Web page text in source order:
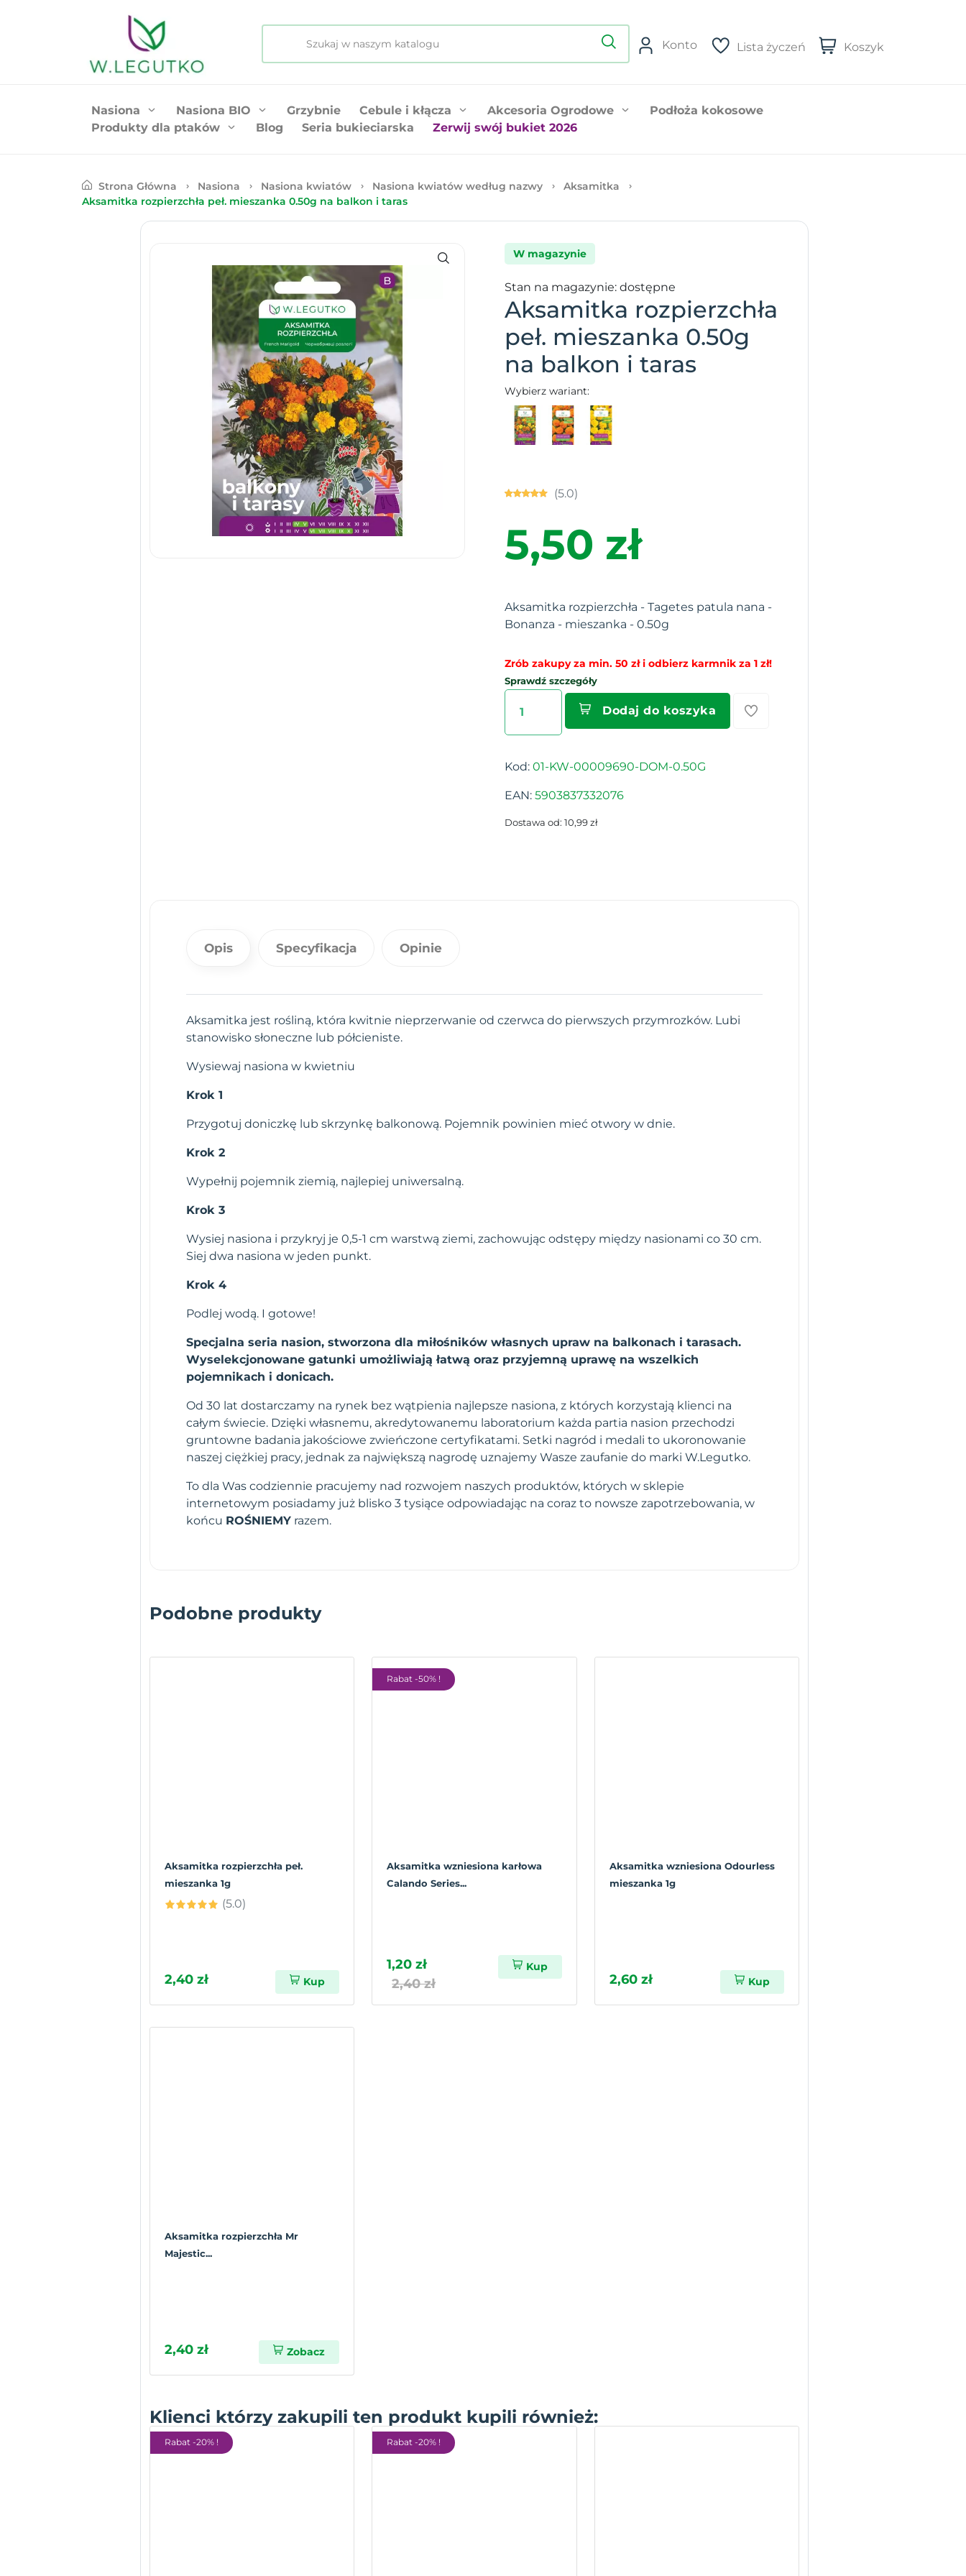
Konto Lista życzeń Koszyk
Nasiona Nasiona BIO Grzybnie Cebule i kłącza Akcesoria Ogrodowe
Podłoża kokosowe
Produkty dla ptaków
Blog Seria bukieciarska Zerwij swój bukiet 2026
Strona Główna Nasiona Nasiona kwiatów Nasiona kwiatów według nazwy
Aksamitka
Aksamitka rozpierzchła peł. mieszanka 0.50g na balkon i taras
W magazynie
Stan na magazynie: dostępne
Aksamitka rozpierzchła
peł. mieszanka 0.50g
na balkon i taras
Wybierz wariant:
(5.0)
5,50 zł
Aksamitka rozpierzchła - Tagetes patula nana -
Bonanza - mieszanka - 0.50g
Zrób zakupy za min. 50 zł i odbierz karmnik za 1 zł!
Sprawdź szczegóły
Dodaj do koszyka
Kod: 01-KW-00009690-DOM-0.50G
EAN: 5903837332076
Dostawa od: 10,99 zł
Opis Specyfikacja Opinie
Aksamitka jest rośliną, która kwitnie nieprzerwanie od czerwca do pierwszych przymrozków. Lubi
stanowisko słoneczne lub półcieniste.
Wysiewaj nasiona w kwietniu
Krok 1
Przygotuj doniczkę lub skrzynkę balkonową. Pojemnik powinien mieć otwory w dnie.
Krok 2
Wypełnij pojemnik ziemią, najlepiej uniwersalną.
Krok 3
Wysiej nasiona i przykryj je 0,5-1 cm warstwą ziemi, zachowując odstępy między nasionami co 30 cm.
Siej dwa nasiona w jeden punkt.
Krok 4
Podlej wodą. I gotowe!
Specjalna seria nasion, stworzona dla miłośników własnych upraw na balkonach i tarasach.
Wyselekcjonowane gatunki umożliwiają łatwą oraz przyjemną uprawę na wszelkich
pojemnikach i donicach.
Od 30 lat dostarczamy na rynek bez wątpienia najlepsze nasiona, z których korzystają klienci na
całym świecie. Dzięki własnemu, akredytowanemu laboratorium każda partia nasion przechodzi
gruntowne badania jakościowe zwieńczone certyfikatami. Setki nagród i medali to ukoronowanie
naszej ciężkiej pracy, jednak za największą nagrodę uznajemy Wasze zaufanie do marki W.Legutko.
To dla Was codziennie pracujemy nad rozwojem naszych produktów, których w sklepie
internetowym posiadamy już blisko 3 tysiące odpowiadając na coraz to nowsze zapotrzebowania, w
końcu ROŚNIEMY razem.
Podobne produkty
Aksamitka rozpierzchła peł.
mieszanka 1g
(5.0)
2,40 zł Kup
Rabat -50% !
Aksamitka wzniesiona karłowa
Calando Series...
1,20 zł
2,40 zł
Kup
Aksamitka wzniesiona Odourless
mieszanka 1g
2,60 zł Kup
Aksamitka rozpierzchła Mr
Majestic...
2,40 zł Zobacz
Klienci którzy zakupili ten produkt kupili również:
Rabat -20% ! Rabat -20% !